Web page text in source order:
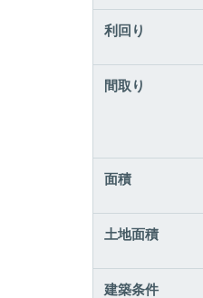
利回り
間取り
面積
土地面積
建築条件